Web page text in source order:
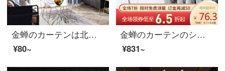
金蝉のカーテンは北欧地中海のカーテンを遮光しています。寝室のカーテンをカスタマイズします。
¥80~
金蝉のカーテンのシェニールは厚い遮光ジャカードのカーテンをプラスして、リビングルームの完成品のカーテンのあぜ道のあぜ道を配置します。
¥831~